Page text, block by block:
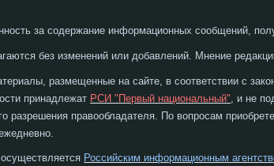
за содержание информационных сообщений,
без изменений или добавлений. Мнение
размещенные на сайте, в соответствии с
принадлежат РСИ "Первый национальный" , и не
разрешения правообладателя. По вопросам
Российским информационным